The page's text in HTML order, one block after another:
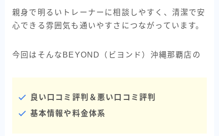
親身で明るいトレーナーに相談しやすく、清潔で安
心できる雰囲気も通いやすさにつながっています。
今回はそんなBEYOND（ビヨンド）沖縄那覇店の
良い口コミ評判＆悪い口コミ評判
基本情報や料金体系